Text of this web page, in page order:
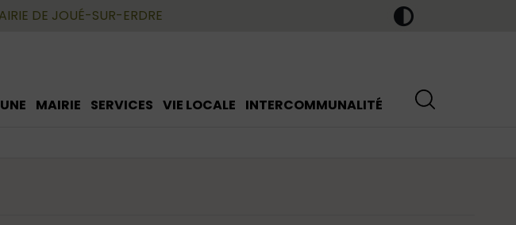
DE JOUÉ-SUR-ERDRE
MAIRIE SERVICES VIE LOCALE INTERCOMMUNALITÉ